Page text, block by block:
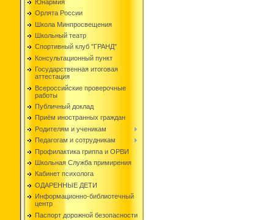
Юнармия
Орлята России
Школа Минпросвещения
Школьный театр
Спортивный клуб "ГРАНД"
Консультационный пункт
Государственная итоговая
аттестация
Всероссийские проверочные
работы
Публичный доклад
Приём иностранных граждан
Родителям и ученикам
Педагогам и сотрудникам
Профилактика гриппа и ОРВИ
Школьная Служба примирения
Кабинет психолога
ОДАРЕННЫЕ ДЕТИ
Информационно-библиотечный
центр
Паспорт дорожной безопасности